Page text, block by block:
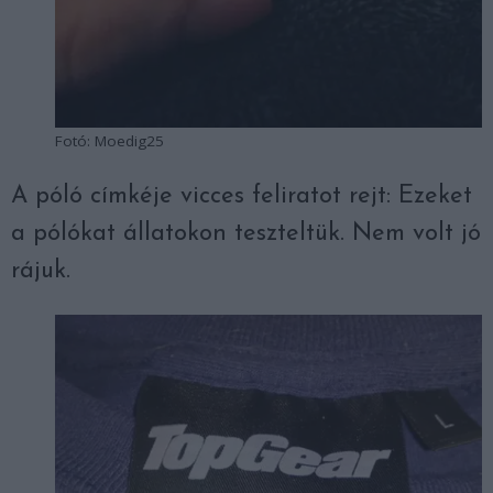
Fotó: Moedig25
A póló címkéje vicces feliratot rejt: Ezeket
a pólókat állatokon teszteltük. Nem volt jó
rájuk.